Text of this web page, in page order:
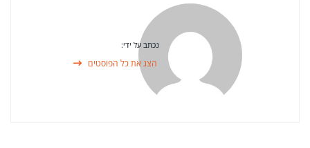
נכתב על ידי:
הצג את כל הפוסטים